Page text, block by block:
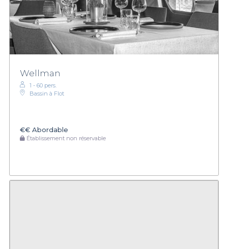
Wellman
1 - 60 pers.
Bassin à Flot
€€ Abordable
Établissement non réservable